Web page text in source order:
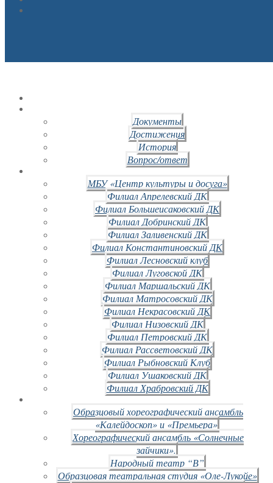
Документы
Достижения
История
Вопрос/ответ
МБУ «Центр культуры и досуга»
Филиал Апрелевский ДК
Филиал Большеисаковский ДК
Филиал Добринский ДК
Филиал Заливенский ДК
Филиал Константиновский ДК
Филиал Лесновский клуб
Филиал Луговской ДК
Филиал Маршальский ДК
Филиал Матросовский ДК
Филиал Некрасовский ДК
Филиал Низовский ДК
Филиал Петровский ДК
Филиал Рассветовский ДК
Филиал Рыбновский Клуб
Филиал Ушаковский ДК
Филиал Храбровский ДК
Образцовый хореографический ансамбль
«Калейдоскоп» и «Премьера»
Хореографический ансамбль «Солнечные
зайчики».
Народный театр “В”
Образцовая театральная студия «Оле-Лукойе»